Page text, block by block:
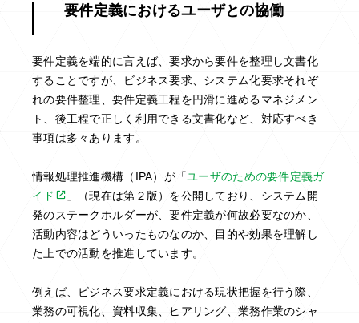
要件定義におけるユーザとの協働
要件定義を端的に言えば、要求から要件を整理し文書化
することですが、ビジネス要求、システム化要求それぞ
れの要件整理、要件定義工程を円滑に進めるマネジメン
ト、後工程で正しく利用できる文書化など、対応すべき
事項は多々あります。
情報処理推進機構（IPA）が「ユーザのための要件定義ガ
イド
」（現在は第２版）を公開しており、システム開
発のステークホルダーが、要件定義が何故必要なのか、
活動内容はどういったものなのか、目的や効果を理解し
た上での活動を推進しています。
例えば、ビジネス要求定義における現状把握を行う際、
業務の可視化、資料収集、ヒアリング、業務作業のシャ